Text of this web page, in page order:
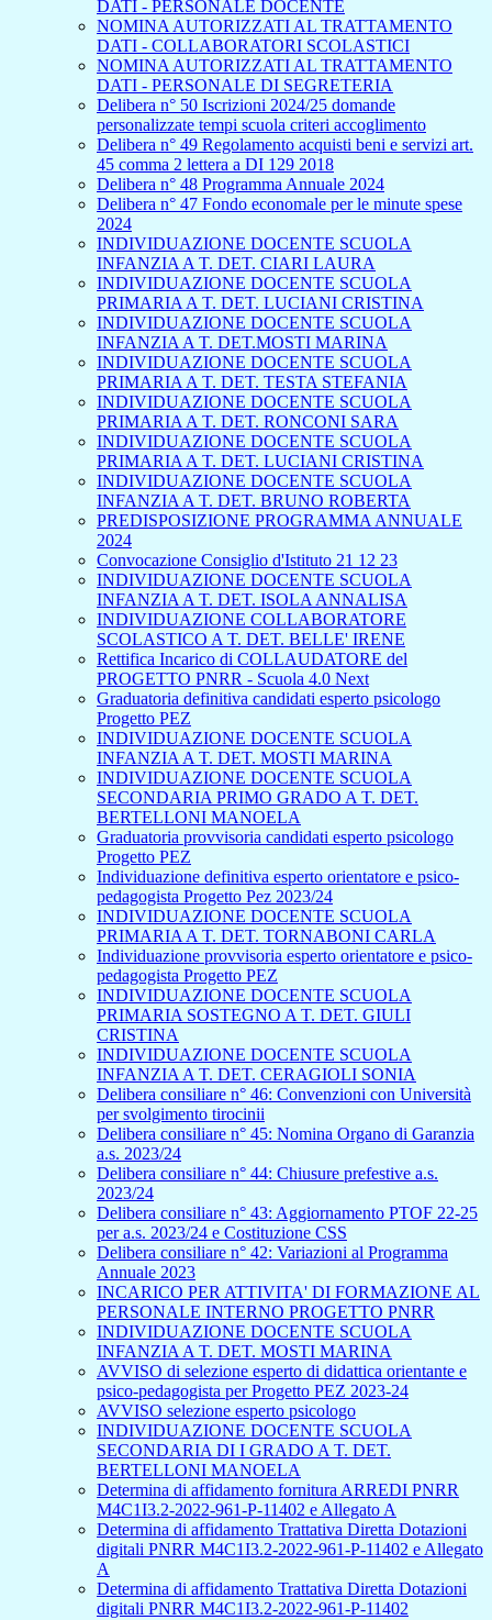
DATI - PERSONALE DOCENTE
NOMINA AUTORIZZATI AL TRATTAMENTO
DATI - COLLABORATORI SCOLASTICI
NOMINA AUTORIZZATI AL TRATTAMENTO
DATI - PERSONALE DI SEGRETERIA
Delibera n° 50 Iscrizioni 2024/25 domande
personalizzate tempi scuola criteri accoglimento
Delibera n° 49 Regolamento acquisti beni e servizi art.
45 comma 2 lettera a DI 129 2018
Delibera n° 48 Programma Annuale 2024
Delibera n° 47 Fondo economale per le minute spese
2024
INDIVIDUAZIONE DOCENTE SCUOLA
INFANZIA A T. DET. CIARI LAURA
INDIVIDUAZIONE DOCENTE SCUOLA
PRIMARIA A T. DET. LUCIANI CRISTINA
INDIVIDUAZIONE DOCENTE SCUOLA
INFANZIA A T. DET.MOSTI MARINA
INDIVIDUAZIONE DOCENTE SCUOLA
PRIMARIA A T. DET. TESTA STEFANIA
INDIVIDUAZIONE DOCENTE SCUOLA
PRIMARIA A T. DET. RONCONI SARA
INDIVIDUAZIONE DOCENTE SCUOLA
PRIMARIA A T. DET. LUCIANI CRISTINA
INDIVIDUAZIONE DOCENTE SCUOLA
INFANZIA A T. DET. BRUNO ROBERTA
PREDISPOSIZIONE PROGRAMMA ANNUALE
2024
Convocazione Consiglio d'Istituto 21 12 23
INDIVIDUAZIONE DOCENTE SCUOLA
INFANZIA A T. DET. ISOLA ANNALISA
INDIVIDUAZIONE COLLABORATORE
SCOLASTICO A T. DET. BELLE' IRENE
Rettifica Incarico di COLLAUDATORE del
PROGETTO PNRR - Scuola 4.0 Next
Graduatoria definitiva candidati esperto psicologo
Progetto PEZ
INDIVIDUAZIONE DOCENTE SCUOLA
INFANZIA A T. DET. MOSTI MARINA
INDIVIDUAZIONE DOCENTE SCUOLA
SECONDARIA PRIMO GRADO A T. DET.
BERTELLONI MANOELA
Graduatoria provvisoria candidati esperto psicologo
Progetto PEZ
Individuazione definitiva esperto orientatore e psico-
pedagogista Progetto Pez 2023/24
INDIVIDUAZIONE DOCENTE SCUOLA
PRIMARIA A T. DET. TORNABONI CARLA
Individuazione provvisoria esperto orientatore e psico-
pedagogista Progetto PEZ
INDIVIDUAZIONE DOCENTE SCUOLA
PRIMARIA SOSTEGNO A T. DET. GIULI
CRISTINA
INDIVIDUAZIONE DOCENTE SCUOLA
INFANZIA A T. DET. CERAGIOLI SONIA
Delibera consiliare n° 46: Convenzioni con Università
per svolgimento tirocinii
Delibera consiliare n° 45: Nomina Organo di Garanzia
a.s. 2023/24
Delibera consiliare n° 44: Chiusure prefestive a.s.
2023/24
Delibera consiliare n° 43: Aggiornamento PTOF 22-25
per a.s. 2023/24 e Costituzione CSS
Delibera consiliare n° 42: Variazioni al Programma
Annuale 2023
INCARICO PER ATTIVITA' DI FORMAZIONE AL
PERSONALE INTERNO PROGETTO PNRR
INDIVIDUAZIONE DOCENTE SCUOLA
INFANZIA A T. DET. MOSTI MARINA
AVVISO di selezione esperto di didattica orientante e
psico-pedagogista per Progetto PEZ 2023-24
AVVISO selezione esperto psicologo
INDIVIDUAZIONE DOCENTE SCUOLA
SECONDARIA DI I GRADO A T. DET.
BERTELLONI MANOELA
Determina di affidamento fornitura ARREDI PNRR
M4C1I3.2-2022-961-P-11402 e Allegato A
Determina di affidamento Trattativa Diretta Dotazioni
digitali PNRR M4C1I3.2-2022-961-P-11402 e Allegato
A
Determina di affidamento Trattativa Diretta Dotazioni
digitali PNRR M4C1I3.2-2022-961-P-11402